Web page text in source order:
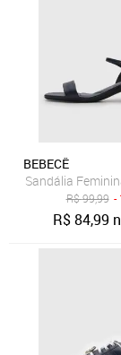
BEBECÊ
Sandália
R$99,99 -
R$84,99